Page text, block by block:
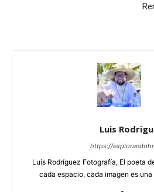
Luis
https://
Luis Rodríguez Fotografía, El poeta
cada espacio, cada imagen es